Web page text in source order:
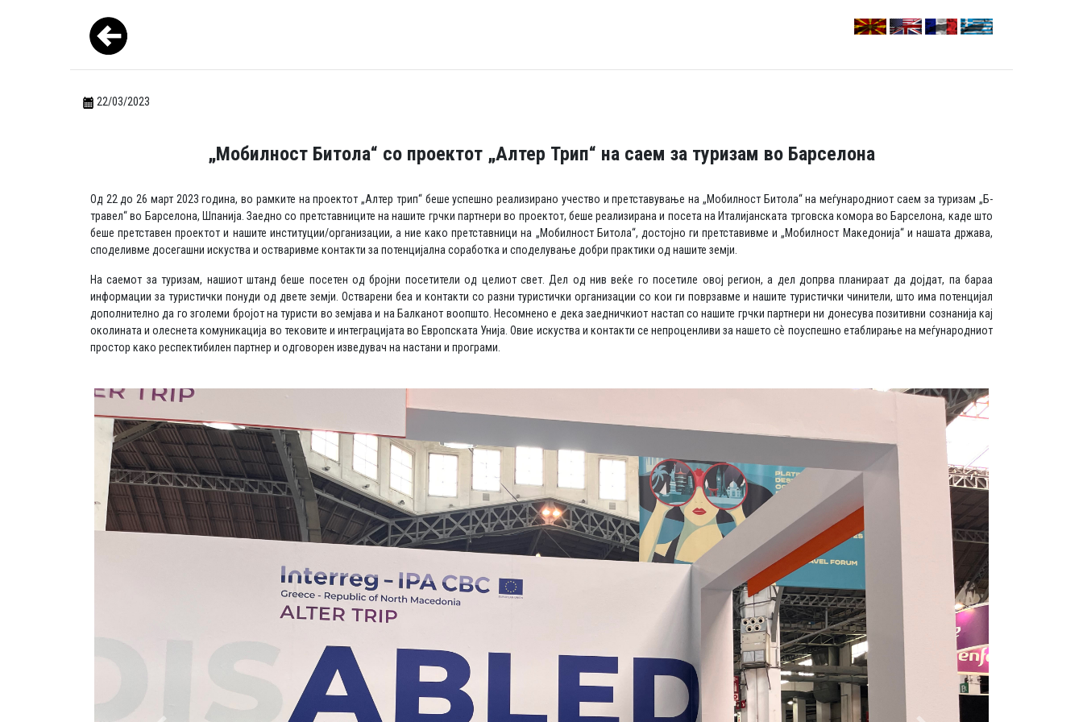
22/03/2023
„Мобилност Битола“ со проектот „Алтер Трип“ на саем за туризам во Барселона
Од 22 до 26 март 2023 година, во рамките на проектот „Алтер трип“ беше успешно реализирано учество и претставување на „Мобилност Битола“ на меѓународниот саем за туризам „Б-
травел“ во Барселона, Шпанија. Заедно со претставниците на нашите грчки партнери во проектот, беше реализирана и посета на Италијанската трговска комора во Барселона, каде што
беше претставен проектот и нашите институции/организации, а ние како претставници на „Мобилност Битола“, достојно ги претставивме и „Мобилност Македонија“ и нашата држава,
споделивме досегашни искуства и остваривме контакти за потенцијална соработка и споделување добри практики од нашите земји.
На саемот за туризам, нашиот штанд беше посетен од бројни посетители од целиот свет. Дел од нив веќе го посетиле овој регион, а дел допрва планираат да дојдат, па бараа
информации за туристички понуди од двете земји. Остварени беа и контакти со разни туристички организации со кои ги поврзавме и нашите туристички чинители, што има потенцијал
дополнително да го зголеми бројот на туристи во земјава и на Балканот воопшто. Несомнено е дека заедничкиот настап со нашите грчки партнери ни донесува позитивни сознанија кај
околината и олеснета комуникација во тековите и интеграцијата во Европската Унија. Овие искуства и контакти се непроценливи за нашето сѐ поуспешно етаблирање на меѓународниот
простор како респектибилен партнер и одговорен изведувач на настани и програми.